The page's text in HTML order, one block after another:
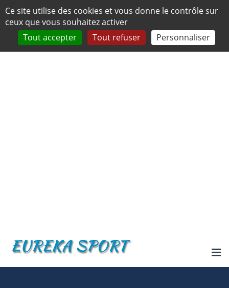
Panneau de gestion des cookies
Ce site utilise des cookies et vous donne le contrôle sur
ceux que vous souhaitez activer
Tout accepter
Tout refuser Personnaliser